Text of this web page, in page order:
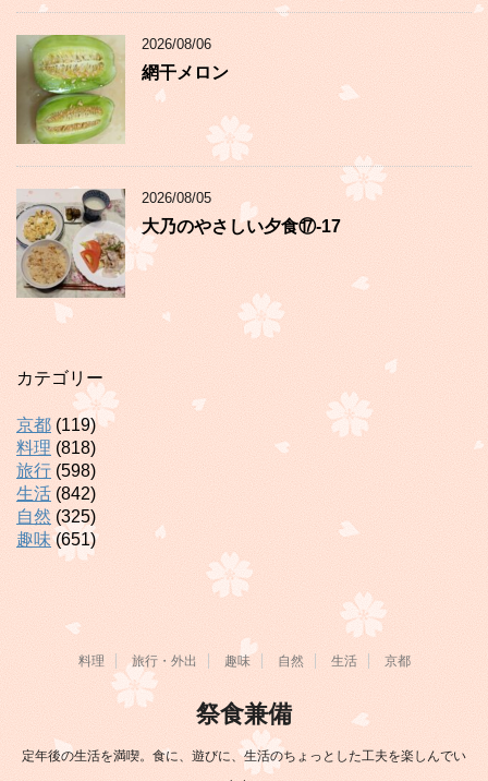
2026/08/06
網干メロン
2026/08/05
大乃のやさしい夕食⑰-17
カテゴリー
京都 (119)
料理 (818)
旅行 (598)
生活 (842)
自然 (325)
趣味(651)
料理 旅行・外出 趣味 自然 生活 京都
祭食兼備
定年後の生活を満喫。食に、遊びに、生活のちょっとした工夫を楽しんでい